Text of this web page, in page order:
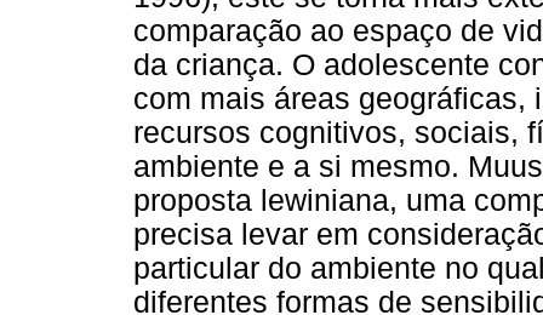
comparação ao espaço de
da criança. O adolescente
com mais áreas geográficas,
recursos cognitivos, sociais,
ambiente e a si mesmo.
proposta lewiniana, uma
precisa levar em
particular do ambiente no
diferentes formas de